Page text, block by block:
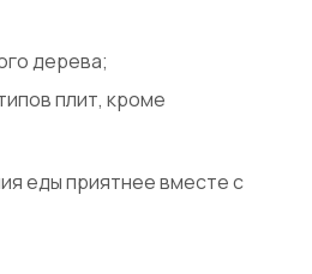
дерева;
плит, кроме
еды приятнее вместе с